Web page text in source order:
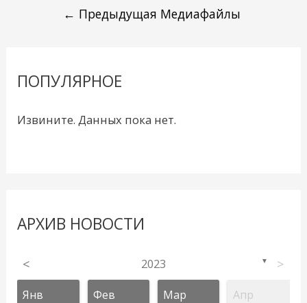
← Предыдущая Медиафайлы
ПОПУЛЯРНОЕ
Извините. Данных пока нет.
АРХИВ НОВОСТИ
< 2023 ▼ >
Янв Фев Мар Апр